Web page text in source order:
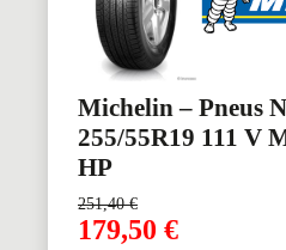
Michelin – Pneus
255/55R19 111 V
HP
251,40€
179,50 €